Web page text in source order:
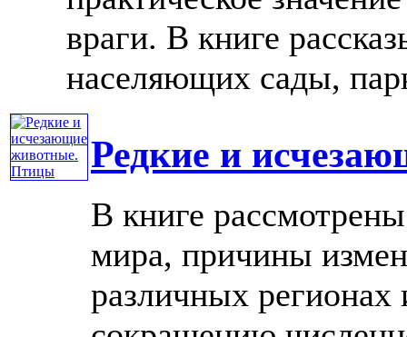
враги. В книге
населяющих сады,
Редкие и
В книге
мира, причины
различных